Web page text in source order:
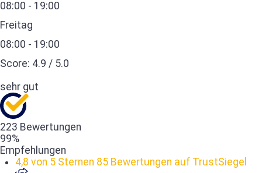
08:00 - 19:00
Freitag
08:00 - 19:00
Score: 4.9 / 5.0
sehr gut
223 Bewertungen
99%
Empfehlungen
4,8 von 5 Sternen 85 Bewertungen auf TrustSiegel